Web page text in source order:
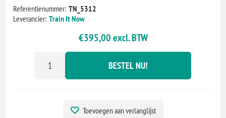
Referentienummer: TN_5312
Leverancier: Train It Now
€395,00 excl. BTW
BESTEL NU!
Toevoegen aan verlanglijst